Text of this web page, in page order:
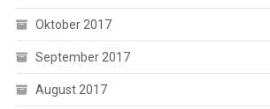
Oktober 2017
September 2017
August 2017